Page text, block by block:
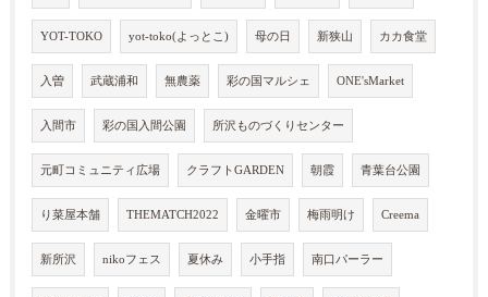
YOT-TOKO yot-toko(よっとこ) 母の日 新狭山 カカ食堂
入曽 武蔵浦和 無農薬 彩の国マルシェ ONE'sMarket
入間市 彩の国入間公園 所沢ものづくりセンター
元町コミュニティ広場 クラフトGARDEN 朝霞 青葉台公園
り菜屋本舗 THEMATCH2022 金曜市 梅雨明け Creema
新所沢 nikoフェス 夏休み 小手指 南口パーラー